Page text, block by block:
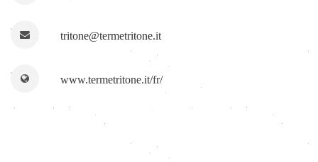
tritone@termetritone.it
www.termetritone.it/fr/